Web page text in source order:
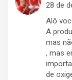
28 de
Alô
A
mas
, mas
de